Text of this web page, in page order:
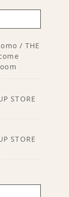
/ THE
STORE
STORE